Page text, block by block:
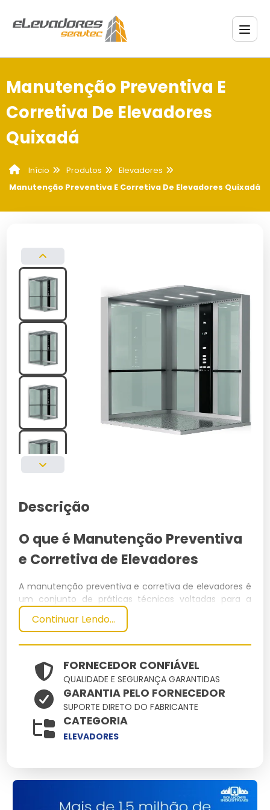
Manutenção Preventiva E
Corretiva De Elevadores
Quixadá
Início Produtos
Elevadores
Manutenção Preventiva E Corretiva De Elevadores Quixadá
Descrição
O que é Manutenção Preventiva
e Corretiva de Elevadores
A manutenção preventiva e corretiva de elevadores é
um conjunto de práticas técnicas voltadas para a
inspeção, ajuste, reparo e substituição de
componentes dos elevadores. O objetivo é garantir a
Especificações Técnicas
Dimensões
(cm)
Peso
(kg)
MaterialCapacidade
200x150x250 1500
Principais Características e
Benefícios
Continuar Lendo...
FORNECEDOR CONFIÁVEL
QUALIDADE E SEGURANÇA GARANTIDAS
GARANTIA PELO FORNECEDOR
SUPORTE DIRETO DO FABRICANTE
CATEGORIA
ELEVADORES